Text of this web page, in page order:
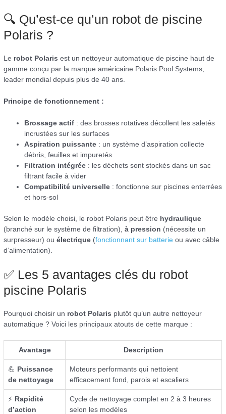
🔍 Qu’est-ce qu’un robot de piscine
Polaris ?
Le robot Polaris est un nettoyeur automatique de piscine haut de
gamme conçu par la marque américaine Polaris Pool Systems,
leader mondial depuis plus de 40 ans.
Principe de fonctionnement :
Brossage actif : des brosses rotatives décollent les saletés
incrustées sur les surfaces
Aspiration puissante : un système d’aspiration collecte
débris, feuilles et impuretés
Filtration intégrée : les déchets sont stockés dans un sac
filtrant facile à vider
Compatibilité universelle : fonctionne sur piscines enterrées
et hors-sol
Selon le modèle choisi, le robot Polaris peut être hydraulique
(branché sur le système de filtration),à pression (nécessite un
surpresseur) ouélectrique (fonctionnant sur batterie ou avec câble
d’alimentation).
✅ Les 5 avantages clés du robot
piscine Polaris
Pourquoi choisir un robot Polaris plutôt qu’un autre nettoyeur
automatique ? Voici les principaux atouts de cette marque :
Avantage Description
💪 Puissance
de nettoyage
Moteurs performants qui nettoient
efficacement fond, parois et escaliers
⚡ Rapidité
d’action
Cycle de nettoyage complet en 2 à 3 heures
selon les modèles